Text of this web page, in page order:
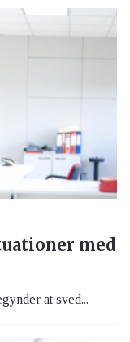
med
at sved...